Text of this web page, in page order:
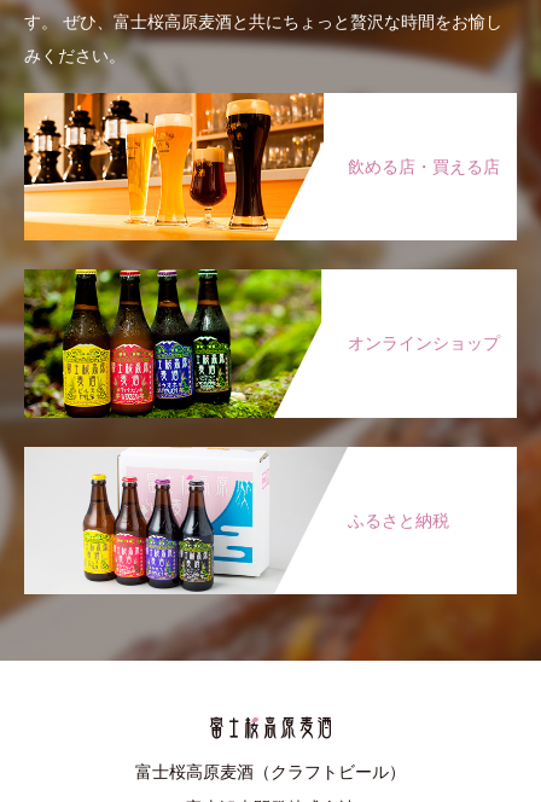
す。ぜひ、富士桜高原麦酒と共にちょっと贅沢な時間をお愉し
みください。
飲める店・買える店
オンラインショップ
ふるさと納税
富士桜高原麦酒（クラフトビール）